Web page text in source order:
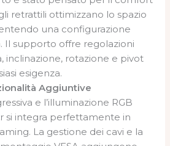
retrattili ottimizzano lo spazio
una configurazione
Il supporto offre regolazioni
inclinazione, rotazione e pivot
esigenza.
Aggiuntive
e l’illuminazione RGB
si integra perfettamente in
La gestione dei cavi e la